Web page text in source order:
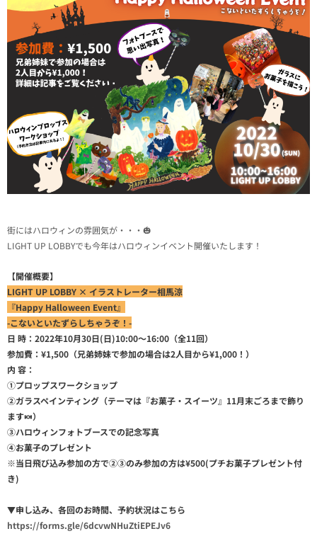
街にはハロウィンの雰囲気が・・・🎃
LIGHT UP LOBBYでも今年はハロウィンイベント開催いたします！
【開催概要】
LIGHT UP LOBBY × イラストレーター相馬涼
『Happy Halloween Event』
-こないといたずらしちゃうぞ！-
日 時：2022年10月30日(日)10:00～16:00（全11回）
参加費：¥1,500（兄弟姉妹で参加の場合は2人目から¥1,000！）
内 容：
①プロップスワークショップ
②ガラスペインティング（テーマは『お菓子・スイーツ』11月末ごろまで飾り
ます🍬）
③ハロウィンフォトブースでの記念写真
④お菓子のプレゼント
※当日飛び込み参加の方で②③のみ参加の方は¥500(プチお菓子プレゼント付
き)
▼申し込み、各回のお時間、予約状況はこちら
https://forms.gle/6dcvwNHuZtiEPEJv6